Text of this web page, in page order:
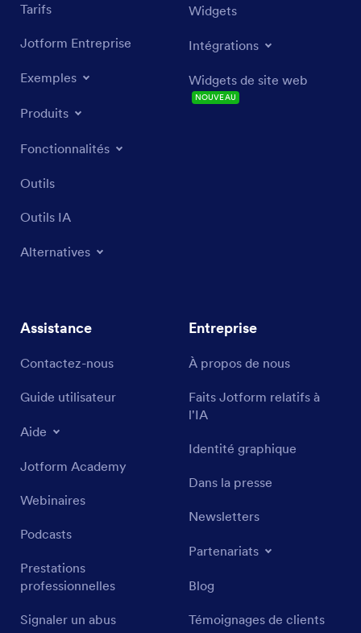
Tarifs
Jotform Entreprise
Exemples
Produits
Fonctionnalités
Outils
Outils IA
Alternatives
Widgets
Intégrations
Widgets de site web
NOUVEAU
Assistance
Contactez-nous
Guide utilisateur
Aide
Jotform Academy
Webinaires
Podcasts
Prestations
professionnelles
Signaler un abus
Entreprise
À propos de nous
Faits Jotform relatifs à
l'IA
Identité graphique
Dans la presse
Newsletters
Partenariats
Blog
Témoignages de clients